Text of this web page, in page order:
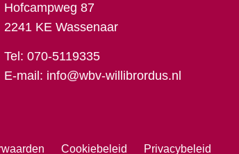
Hofcampweg 87
2241 KE Wassenaar
Tel: 070-5119335
E-mail: info@wbv-willibrordus.nl
Cookiebeleid Privacybeleid